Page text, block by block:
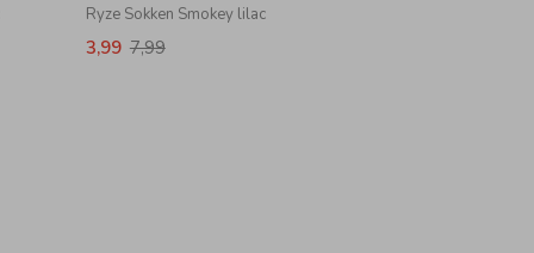
Ryze Sokken Smokey lilac
3,99 7,99